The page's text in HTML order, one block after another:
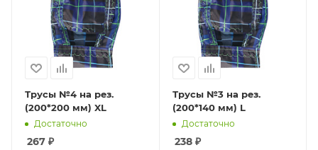
Трусы №4 на рез.
(200*200 мм) XL
Достаточно
267 ₽
Трусы №3 на рез.
(200*140 мм) L
Достаточно
238₽